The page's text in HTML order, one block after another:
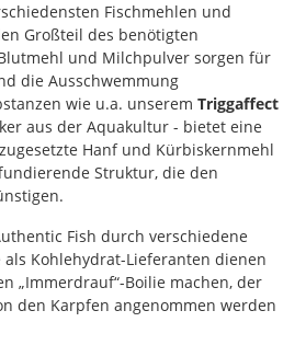
Fischmehlen und
Großteil des benötigten
und Milchpulver sorgen für
die Ausschwemmung
wie u.a. unserem Triggaffect
aus der Aquakultur - bietet eine
Hanf und Kürbiskernmehl
Struktur, die den
Fish durch verschiedene
als Kohlehydrat-Lieferanten dienen
„Immerdrauf“-Boilie machen, der
den Karpfen angenommen werden